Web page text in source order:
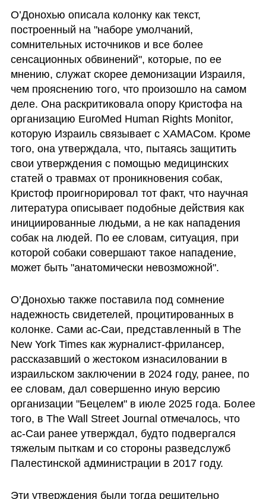
О’Донохью описала колонку как текст,
построенный на "наборе умолчаний,
сомнительных источников и все более
сенсационных обвинений", которые, по ее
мнению, служат скорее демонизации Израиля,
чем прояснению того, что произошло на самом
деле. Она раскритиковала опору Кристофа на
организацию EuroMed Human Rights Monitor,
которую Израиль связывает с ХАМАСом. Кроме
того, она утверждала, что, пытаясь защитить
свои утверждения с помощью медицинских
статей о травмах от проникновения собак,
Кристоф проигнорировал тот факт, что научная
литература описывает подобные действия как
инициированные людьми, а не как нападения
собак на людей. По ее словам, ситуация, при
которой собаки совершают такое нападение,
может быть "анатомически невозможной".
О’Донохью также поставила под сомнение
надежность свидетелей, процитированных в
колонке. Сами ас-Саи, представленный в The
New York Times как журналист-фрилансер,
рассказавший о жестоком изнасиловании в
израильском заключении в 2024 году, ранее, по
ее словам, дал совершенно иную версию
организации "Бецелем" в июле 2025 года. Более
того, в The Wall Street Journal отмечалось, что
ас-Саи ранее утверждал, будто подвергался
тяжелым пыткам и со стороны разведслужб
Палестинской администрации в 2017 году.
Эти утверждения были тогда решительно